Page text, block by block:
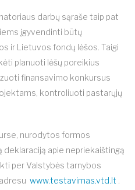
darbų sąraše taip pat
įgyvendinti būtų
ir Lietuvos fondų lėšos. Taigi
planuoti lėšų poreikius
finansavimo konkursus
kontroliuoti pastarųjų
nurodytos formos
deklaraciją apie nepriekaištingą
per Valstybės tarnybos
www.testavimas.vtd.lt